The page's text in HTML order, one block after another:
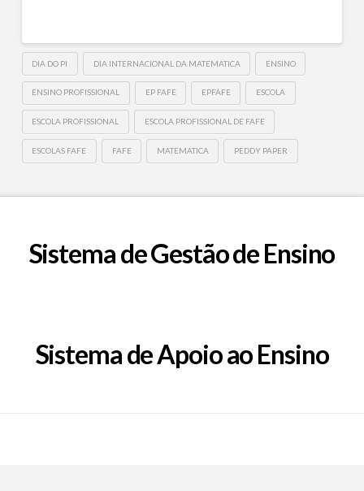
DIA DO PI DIA INTERNACIONAL DA MATEMATICA ENSINO
ENSINO PROFISSIONAL EP FAFE EPFAFE ESCOLA
ESCOLA PROFISSIONAL ESCOLA PROFISSIONAL DE FAFE
ESCOLAS FAFE FAFE MATEMATICA PEDDY PAPER
Sistema de Gestão de Ensino
Sistema de Apoio ao Ensino